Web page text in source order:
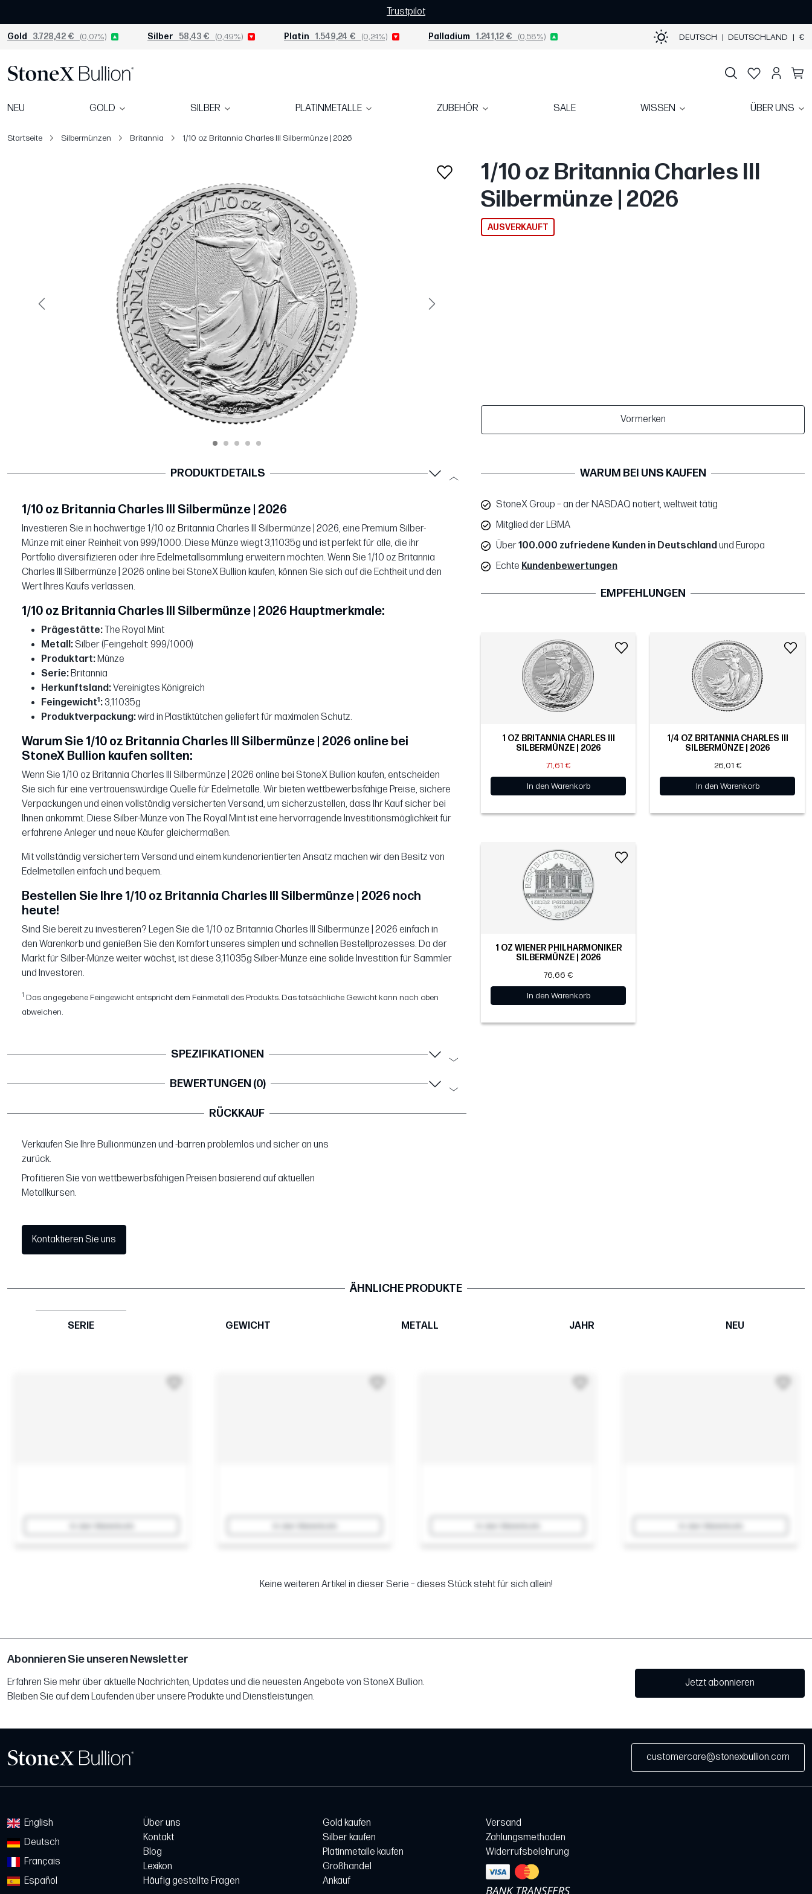
Trustpilot
Gold 3.728,42 € (0,07%) Silber 58,43 € (0,49%) Platin 1.549,24 € (0,24%) Palladium 1.241,12 € (0,58%) DEUTSCH | DEUTSCHLAND | €
NEU GOLD SILBER PLATINMETALLE ZUBEHÖR SALE WISSEN ÜBER UNS
Startseite Silbermünzen Britannia 1/10 oz Britannia Charles III Silbermünze | 2026
Vorige Weiter
1/10 oz Britannia Charles III
Silbermünze | 2026
AUSVERKAUFT
Vormerken
PRODUKTDETAILS
1/10 oz Britannia Charles III Silbermünze | 2026
Investieren Sie in hochwertige 1/10 oz Britannia Charles III Silbermünze | 2026, eine Premium Silber-
Münze mit einer Reinheit von 999/1000. Diese Münze wiegt 3,11035g und ist perfekt für alle, die ihr
Portfolio diversifizieren oder ihre Edelmetallsammlung erweitern möchten. Wenn Sie 1/10 oz Britannia
Charles III Silbermünze | 2026 online bei StoneX Bullion kaufen, können Sie sich auf die Echtheit und den
Wert Ihres Kaufs verlassen.
1/10 oz Britannia Charles III Silbermünze | 2026 Hauptmerkmale:
Prägestätte: The Royal Mint
Metall:Silber (Feingehalt: 999/1000)
Produktart:Münze
Serie:Britannia
Herkunftsland:Vereinigtes Königreich
Feingewicht1: 3,11035g
Produktverpackung:wird in Plastiktütchen geliefert für maximalen Schutz.
Warum Sie 1/10 oz Britannia Charles III Silbermünze | 2026 online bei
StoneX Bullion kaufen sollten:
Wenn Sie 1/10 oz Britannia Charles III Silbermünze | 2026 online bei StoneX Bullion kaufen, entscheiden
Sie sich für eine vertrauenswürdige Quelle für Edelmetalle. Wir bieten wettbewerbsfähige Preise, sichere
Verpackungen und einen vollständig versicherten Versand, um sicherzustellen, dass Ihr Kauf sicher bei
Ihnen ankommt. Diese Silber-Münze von The Royal Mint ist eine hervorragende Investitionsmöglichkeit für
erfahrene Anleger und neue Käufer gleichermaßen.
Mit vollständig versichertem Versand und einem kundenorientierten Ansatz machen wir den Besitz von
Edelmetallen einfach und bequem.
Bestellen Sie Ihre 1/10 oz Britannia Charles III Silbermünze | 2026 noch
heute!
Sind Sie bereit zu investieren? Legen Sie die 1/10 oz Britannia Charles III Silbermünze | 2026 einfach in
den Warenkorb und genießen Sie den Komfort unseres simplen und schnellen Bestellprozesses. Da der
Markt für Silber-Münze weiter wächst, ist diese 3,11035g Silber-Münze eine solide Investition für Sammler
und Investoren.
1 Das angegebene Feingewicht entspricht dem Feinmetall des Produkts. Das tatsächliche Gewicht kann nach oben
abweichen.
SPEZIFIKATIONEN
BEWERTUNGEN (0)
RÜCKKAUF
Verkaufen Sie Ihre Bullionmünzen und -barren problemlos und sicher an uns
zurück.
Profitieren Sie von wettbewerbsfähigen Preisen basierend auf aktuellen
Metallkursen.
Kontaktieren Sie uns
WARUM BEI UNS KAUFEN
StoneX Group – an der NASDAQ notiert, weltweit tätig
Mitglied der LBMA
Über100.000 zufriedene Kunden in Deutschlandund Europa
Echte Kundenbewertungen
EMPFEHLUNGEN
1 OZ BRITANNIA CHARLES III
SILBERMÜNZE | 2026
71,61 €
In den Warenkorb
1/4 OZ BRITANNIA CHARLES III
SILBERMÜNZE | 2026
26,01 €
In den Warenkorb
1 OZ WIENER PHILHARMONIKER
SILBERMÜNZE | 2026
76,66 €
In den Warenkorb
ÄHNLICHE PRODUKTE
SERIE GEWICHT METALL JAHR NEU
Keine weiteren Artikel in dieser Serie – dieses Stück steht für sich allein!
Abonnieren Sie unseren Newsletter
Erfahren Sie mehr über aktuelle Nachrichten, Updates und die neuesten Angebote von StoneX Bullion.
Bleiben Sie auf dem Laufenden über unsere Produkte und Dienstleistungen.
Jetzt abonnieren
customercare@stonexbullion.com
English
Deutsch
Français
Español
Über uns
Kontakt
Blog
Lexikon
Häufig gestellte Fragen
Gold kaufen
Silber kaufen
Platinmetalle kaufen
Großhandel
Ankauf
Versand
Zahlungsmethoden
Widerrufsbelehrung